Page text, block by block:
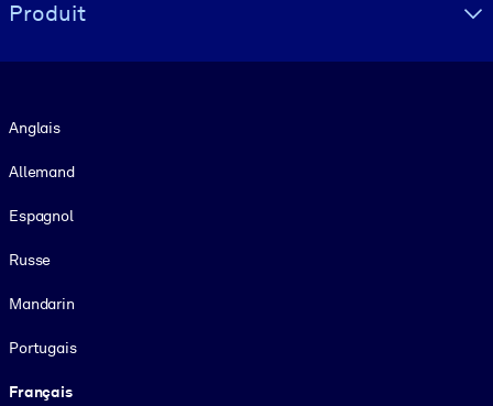
Produit
Anglais
Allemand
Espagnol
Russe
Mandarin
Portugais
Français